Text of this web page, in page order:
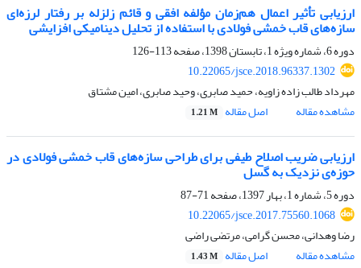
ارزیابی تأثیر اعمال هم‌زمان مؤلفه افقی و قائم زلزله بر رفتار لرزه‌ای
سازه‌های قاب خمشی فولادی با استفاده از تحلیل دینامیکی افزایشی
دوره 6، شماره ویژه 1، تابستان 1398، صفحه
113-126
10.22065/jsce.2018.96337.1302
مهرداد طالب زاده زاویه، حمید صابری، وحید صابری، امین مشتاق
مشاهده مقاله
اصل مقاله 1.21 M
ارزیابی ضریب اصلاح طیفی برای طراحی سازه‌های قاب خمشی فولادی در
حوزه‌ی نزدیک به گسل
دوره 5، شماره 1، بهار 1397، صفحه
71-87
10.22065/jsce.2017.75560.1068
رضا وهدانی، محسن گرامی، مرتضی راضی
مشاهده مقاله
اصل مقاله 1.43 M